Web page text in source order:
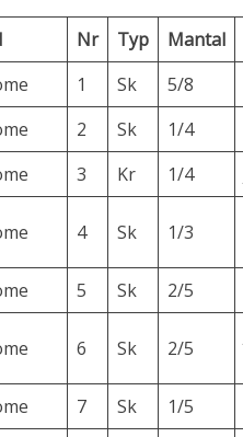
Nr Typ
Mantal
1 Sk
5/8
2 Sk
1/4
3 Kr 1/4
4 Sk 1/3
5 Sk 2/5
6 Sk 2/5
7 Sk 1/5